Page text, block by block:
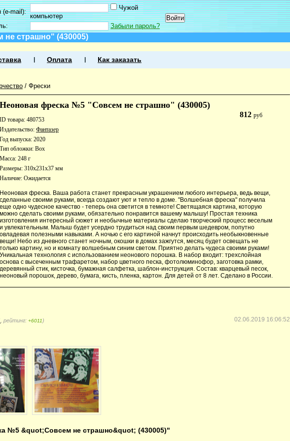
(e-mail):
Чужой
компьютер
Забыли пароль?
страшно" (430005)
Оплата Как заказать
/ Фрески
Неоновая фреска №5 "Совсем не страшно" (430005)
812руб
ID товара: 480753
Издательство: Фантазер
Год выпуска: 2020
Тип обложки: Box
Масса: 248 г
Размеры: 310x231x37 мм
Наличие: Ожидается
Неоновая фреска. Ваша работа станет прекрасным украшением любого интерьера, ведь вещи,
сделанные своими руками, всегда создают уют и тепло в доме. "Волшебная фреска" получила
еще одно чудесное качество - теперь она светится в темноте! Светящаяся картина, которую
можно сделать своими руками, обязательно понравится вашему малышу! Простая техника
изготовления интересный сюжет и необычные материалы сделаю творческий процесс веселым
и увлекательным. Малыш будет усердно трудиться над своим первым шедевром, попутно
овладевая полезными навыками. А ночью с его картиной начнут происходить необыкновенные
вещи! Небо из дневного станет ночным, окошки в домах зажгутся, месяц будет освещать не
только картину, но и комнату волшебным синим светом. Приятно делать чудеса своими руками!
Уникальная технология с использованием неонового порошка. В набор входит: трехслойная
основа с высеченным трафаретом, набор цветного песка, фотолюминофор, заготовка рамки,
деревянный стик, кисточка, бумажная салфетка, шаблон-инструкция. Состав: кварцевый песок,
неоновый порошок, дерево, бумага, кисть, пленка, картон. Для детей от 8 лет. Сделано в России.
02.06.2019 16:06:52
, рейтинг: +6011)
№5 &quot;Совсем не страшно&quot; (430005)"